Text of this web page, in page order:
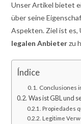
Unser Artikel bietet
über seine
Aspekten. Ziel ist es,
legalen Anbieterzu
Índice
Conclusiones
Was ist GBL und
Propiedades
Legitime